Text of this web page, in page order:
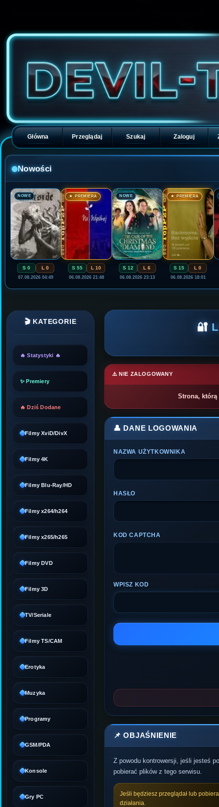
Główna Przeglądaj Szukaj Zaloguj
Nowości
🎬NOWE
S 0 L 0
07.08.2026 04:49
🎬★ PREMIERA
S 55 L 10
06.08.2026 21:48
🎬NOWE
S 12 L 6
06.08.2026 23:13
🎬★ PREMIERA
S 15 L 0
06.08.2026 18:01
🎬 KATEGORIE
🔥 Statystyki 🔥
✨ Premiery
🔥 Dziś Dodane
Filmy XviD/DivX
Filmy 4K
Filmy Blu-Ray/HD
Filmy x264/h264
Filmy x265/h265
Filmy DVD
Filmy 3D
TV/Seriale
Filmy TS/CAM
Erotyka
Muzyka
Programy
GSM/PDA
Konsole
Gry PC
🔐
⚠️ NIE ZALOGOWANY
Strona,
👤 DANE LOGOWANIA
NAZWA UŻYTKOWNIKA
HASŁO
KOD CAPTCHA
WPISZ KOD
📌 OBJAŚNIENIE
Z powodu kontrowersji, jeśli jesteś
pobierać plików z tego serwisu.
Jeśli będziesz przeglądał lub
działania.